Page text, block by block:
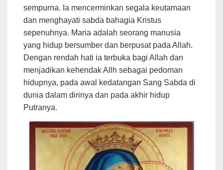
sempurna. Ia mencerminkan segala keutamaan
dan menghayati sabda bahagia Kristus
sepenuhnya. Maria adalah seorang manusia
yang hidup bersumber dan berpusat pada Allah.
Dengan rendah hati ia terbuka bagi Allah dan
menjadikan kehendak Allh sebagai pedoman
hidupnya, pada awal kedatangan Sang Sabda di
dunia dalam dirinya dan pada akhir hidup
Putranya.